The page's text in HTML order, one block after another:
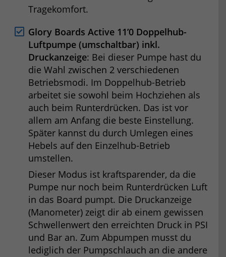
Tragekomfort.
Glory Boards Active 11’0 Doppelhub-
Luftpumpe (umschaltbar) inkl.
Druckanzeige: Bei dieser Pumpe hast du
die Wahl zwischen 2 verschiedenen
Betriebsmodi. Im Doppelhub-Betrieb
arbeitet sie sowohl beim Hochziehen als
auch beim Runterdrücken. Das ist vor
allem am Anfang die beste Einstellung.
Später kannst du durch Umlegen eines
Hebels auf den Einzelhub-Betrieb
umstellen.
Dieser Modus ist kraftsparender, da die
Pumpe nur noch beim Runterdrücken Luft
in das Board pumpt. Die Druckanzeige
(Manometer) zeigt dir ab einem gewissen
Schwellenwert den erreichten Druck in PSI
und Bar an. Zum Abpumpen musst du
lediglich der Pumpschlauch an die andere